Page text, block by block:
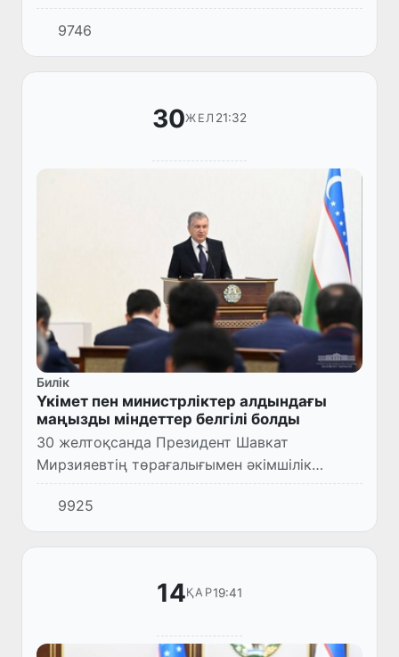
жобалардың таныстырылымына қатысты.
9746
30ЖЕЛ 21:32
Билік
Үкімет пен министрліктер алдындағы
маңызды міндеттер белгілі болды
30 желтоқсанда Президент Шавкат
Мирзияевтің төрағалығымен әкімшілік
реформаларды жүзеге асыру, Үкімет
құрылымы мен жұмыс жүйесін өзгерту
мәселелері, сондай-ақ 2023 жылға арналған
ә...
9925
14ҚАР19:41